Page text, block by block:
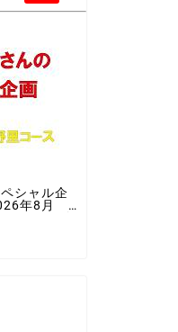
シャル企
年8月 ♯